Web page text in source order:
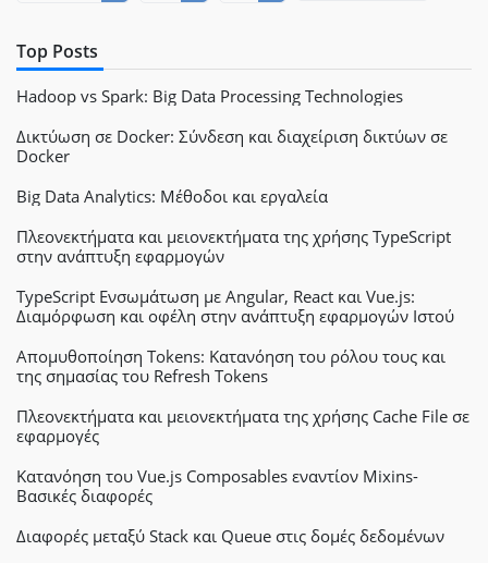
Top Posts
Hadoop vs Spark: Big Data Processing Technologies
Δικτύωση σε Docker: Σύνδεση και διαχείριση δικτύων σε
Docker
Big Data Analytics: Μέθοδοι και εργαλεία
Πλεονεκτήματα και μειονεκτήματα της χρήσης TypeScript
στην ανάπτυξη εφαρμογών
TypeScript Ενσωμάτωση με Angular, React και Vue.js:
Διαμόρφωση και οφέλη στην ανάπτυξη εφαρμογών Ιστού
Απομυθοποίηση Tokens: Κατανόηση του ρόλου τους και
της σημασίας του Refresh Tokens
Πλεονεκτήματα και μειονεκτήματα της χρήσης Cache File σε
εφαρμογές
Κατανόηση του Vue.js Composables εναντίον Mixins-
Βασικές διαφορές
Διαφορές μεταξύ Stack και Queue στις δομές δεδομένων